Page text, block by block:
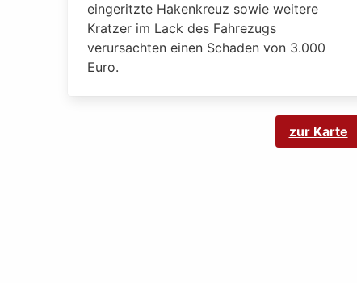
eingeritzte Hakenkreuz sowie weitere
Kratzer im Lack des Fahrezugs
verursachten einen Schaden von 3.000
Euro.
zur Karte